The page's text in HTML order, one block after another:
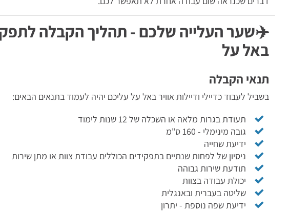
✈️שער העלייה שלכם - תהליך הקבלה לתפקיד
באל על
תנאי הקבלה
בשביל לעבוד כדיילי ודיילות אוויר באל על עליכם יהיה לעמוד בתנאים הבאים:
תעודת בגרות מלאה או השכלה של 12 שנות לימוד
גובה מינימלי - 160 ס"מ
ידיעת שחייה
ניסיון של לפחות שנתיים בתפקידים הכוללים עבודת צוות או מתן שירות
תודעת שירות גבוהה
יכולת עבודה בצוות
שליטה בעברית ובאנגלית
ידיעת שפה נוספת - יתרון